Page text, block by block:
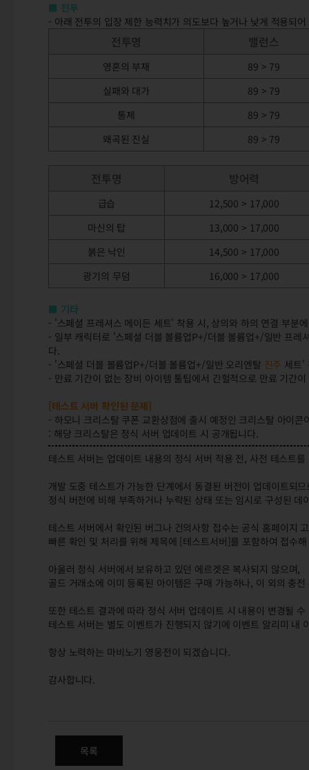
■ 전투
- 아래 전투의 입장 제한 능력치가 의도보다 높거나 낮게 적용되
전투명 밸런스
영혼의 부재
89 > 79
실패와 대가
89 > 79
통제
89 > 79
왜곡된 진실
89 > 79
전투명 방어력
급습
12,500 > 17,000
마신의 탑
13,000 > 17,000
붉은 낙인
14,500 > 17,000
광기의 무덤
16,000 > 17,000
■ 기타
- '스페셜 프레셔스 메이든 세트' 착용 시, 상의와 하의 연결 부분
- 일부 캐릭터로 '스페셜 더블 볼륨업P+/더블 볼륨업+/일반 프레
다.
- '스페셜 더블 볼륨업P+/더블 볼륨업+/일반 오리엔탈 진주 세트'
- 만료 기간이 없는 장비 아이템 툴팁에서 간헐적으로 만료 기간
[테스트 서버 확인된 문제]
- 하모니 크리스탈 쿠폰 교환상점에 출시 예정인 크리스탈 아이콘
: 해당 크리스탈은 정식 서버 업데이트 시 공개됩니다.
테스트 서버는 업데이트 내용의 정식 서버 적용 전, 사전 테스트
개발 도중 테스트가 가능한 단계에서 동결된 버전이 업데이트되므
정식 버전에 비해 부족하거나 누락된 상태 또는 임시로 구성된
테스트 서버에서 확인된 버그나 건의사항 접수는 공식 홈페이지
빠른 확인 및 처리를 위해 제목에 [테스트서버]를 포함하여 접수
아울러 정식 서버에서 보유하고 있던 에르겟은 복사되지 않으며,
골드 거래소에 이미 등록된 아이템은 구매 가능하나, 이 외의 충
또한 테스트 결과에 따라 정식 서버 업데이트 시 내용이 변경될 수
테스트 서버는 별도 이벤트가 진행되지 않기에 이벤트 알리미 내
항상 노력하는 마비노기 영웅전이 되겠습니다.
감사합니다.
목록